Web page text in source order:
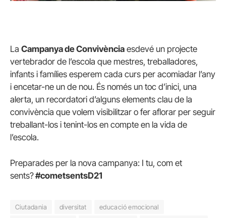
La Campanya de Convivència esdevé un projecte
vertebrador de l’escola que mestres, treballadores,
infants i famílies esperem cada curs per acomiadar l’any
i encetar-ne un de nou. És només un toc d’inici, una
alerta, un recordatori d’alguns elements clau de la
convivència que volem visibilitzar o fer aflorar per seguir
treballant-los i tenint-los en compte en la vida de
l’escola.
Preparades per la nova campanya: I tu, com et
sents?#cometsentsD21
Ciutadania diversitat
educació emocional